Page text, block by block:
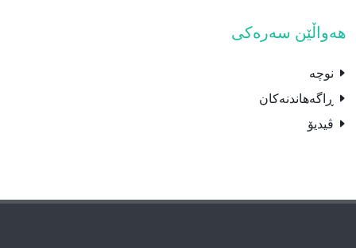
هەواڵێن سەرەکی
نوچە
ڕاگەهاندنەکان
ڤیدیۆ